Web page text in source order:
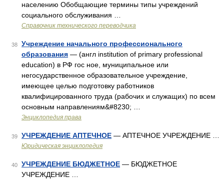
населению Обобщающие термины типы учреждений
социального обслуживания …
Справочник технического переводчика
38
Учреждение начального профессионального
образования — (англ institution of primary professional
education) в РФ гос ное, муниципальное или
негосударственное образовательное учреждение,
имеющее целью подготовку работников
квалифицированного труда (рабочих и служащих) по всем
основным направлениям&#8230; …
Энциклопедия права
39 УЧРЕЖДЕНИЕ АПТЕЧНОЕ — АПТЕЧНОЕ УЧРЕЖДЕНИЕ …
Юридическая энциклопедия
40 УЧРЕЖДЕНИЕ БЮДЖЕТНОЕ — БЮДЖЕТНОЕ
УЧРЕЖДЕНИЕ …